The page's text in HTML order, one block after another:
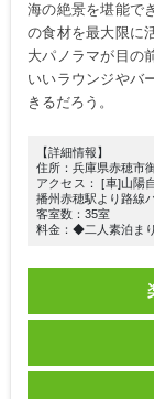
海の絶景を堪能で
の食材を最大限に
大パノラマが目の
いいラウンジやバ
きるだろう。
【詳細情報】
住所：兵庫県赤穂市
アクセス： [車]山陽
播州赤穂駅より路線
客室数：35室
料金：◆二人素泊ま